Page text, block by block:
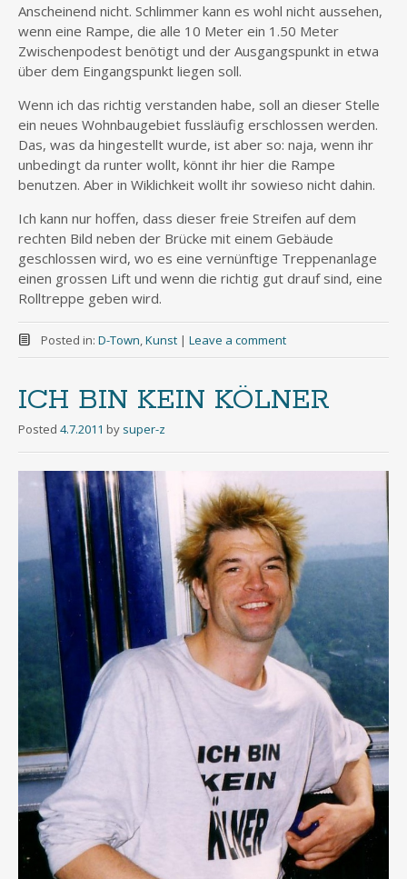
Anscheinend nicht. Schlimmer kann es wohl nicht aussehen,
wenn eine Rampe, die alle 10 Meter ein 1.50 Meter
Zwischenpodest benötigt und der Ausgangspunkt in etwa
über dem Eingangspunkt liegen soll.
Wenn ich das richtig verstanden habe, soll an dieser Stelle
ein neues Wohnbaugebiet fussläufig erschlossen werden.
Das, was da hingestellt wurde, ist aber so: naja, wenn ihr
unbedingt da runter wollt, könnt ihr hier die Rampe
benutzen. Aber in Wiklichkeit wollt ihr sowieso nicht dahin.
Ich kann nur hoffen, dass dieser freie Streifen auf dem
rechten Bild neben der Brücke mit einem Gebäude
geschlossen wird, wo es eine vernünftige Treppenanlage
einen grossen Lift und wenn die richtig gut drauf sind, eine
Rolltreppe geben wird.
Posted in: D-Town,Kunst | Leave a comment
ICH BIN KEIN KÖLNER
Posted 4.7.2011 by super-z